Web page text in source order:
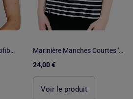
Triangle invisible en microfibre
Marinière Manches Courtes 'Breizh Océan', T-shirt Été, 100% Coton léger
24,00 €
Voir le produit